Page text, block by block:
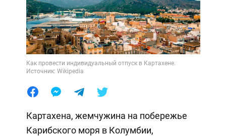
Жизнь
Лайфхаки
Как провести индивидуальный отпуск в Картахене.
Источник: Wikipedia
Картахена, жемчужина на побережье
Карибского моря в Колумбии,